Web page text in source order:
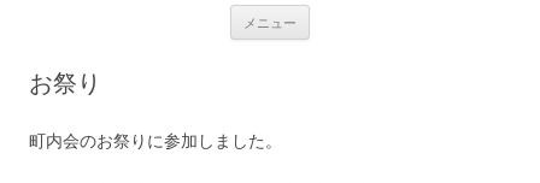
メニュー
お祭り
町内会のお祭りに参加しました。